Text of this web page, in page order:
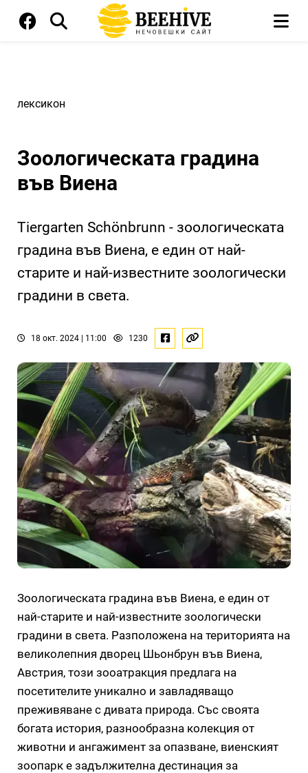
лексикон
Зоологическата градина
във Виена
Tiergarten Schönbrunn - зоологическата
градина във Виена, е един от най-
старите и най-известните зоологически
градини в света.
18 окт. 2024 | 11:00 1230
Зоологическата градина във Виена, е един от
най-старите и най-известните зоологически
градини в света. Разположена на територията на
великолепния дворец Шьонбрун във Виена,
Австрия, този зооатракция предлага на
посетителите уникално и завладяващо
преживяване с дивата природа. Със своята
богата история, разнообразна колекция от
животни и ангажимент за опазване, виенският
зоопарк е задължителна дестинация за